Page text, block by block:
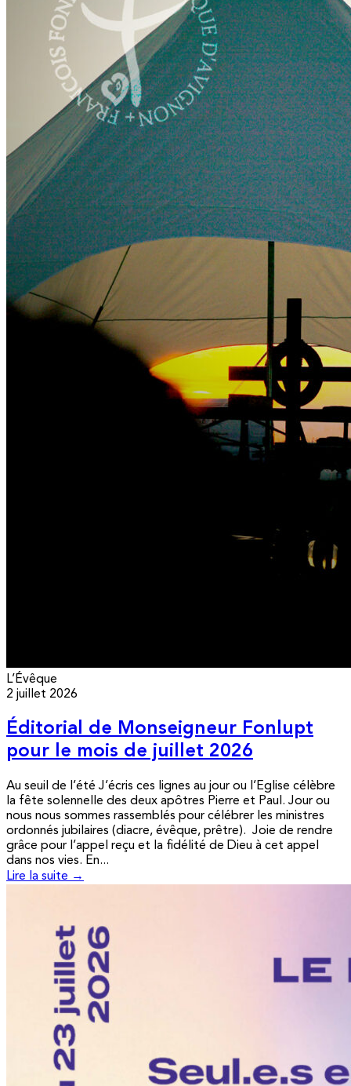
L’Évêque
2 juillet 2026
Éditorial de Monseigneur Fonlupt
pour le mois de juillet 2026
Au seuil de l’été J’écris ces lignes au jour ou l’Eglise célèbre
la fête solennelle des deux apôtres Pierre et Paul. Jour ou
nous nous sommes rassemblés pour célébrer les ministres
ordonnés jubilaires (diacre, évêque, prêtre). Joie de rendre
grâce pour l’appel reçu et la fidélité de Dieu à cet appel
dans nos vies. En...
Lire la suite →